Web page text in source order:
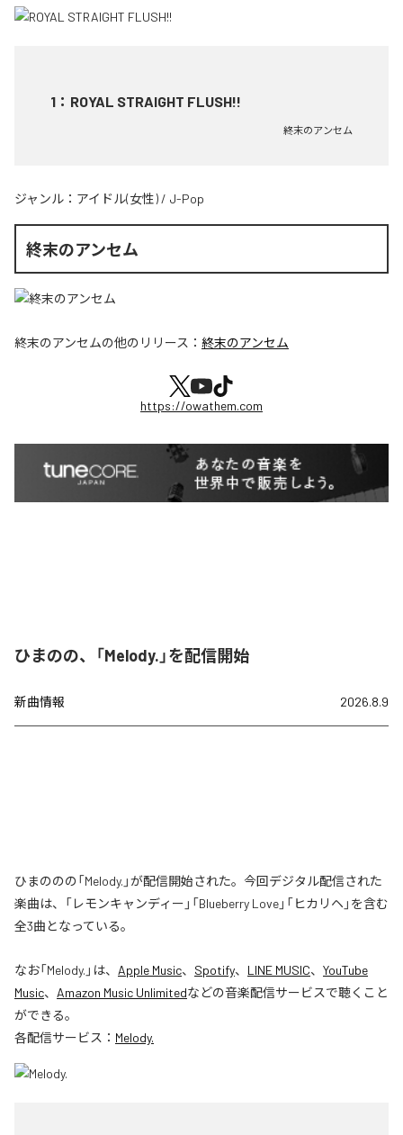
1 ： ROYAL STRAIGHT FLUSH!!
終末のアンセム
ジャンル： アイドル(女性) / J-Pop
終末のアンセム
終末のアンセムの他のリリース： 終末のアンセム
https://owathem.com
ひまのの、「Melody.」を配信開始
新曲情報 2026.8.9
ひまののの「Melody.」が配信開始された。今回デジタル配信された
楽曲は、「レモンキャンディー」「Blueberry Love」「ヒカリヘ」を含む
全3曲となっている。
なお「Melody. 」は、 Apple Music、 Spotify、 LINE MUSIC、 YouTube
Music、 Amazon Music Unlimitedなどの音楽配信サービスで聴くこと
ができる。
各配信サービス： Melody.